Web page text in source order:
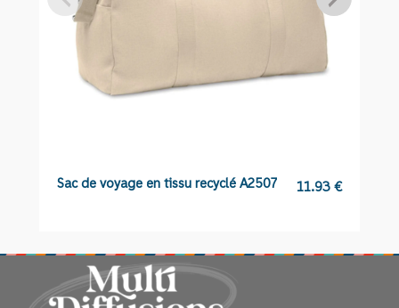
Sac de voyage en tissu recyclé A2507 11.93€